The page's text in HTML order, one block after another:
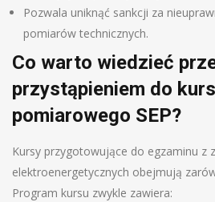
Pozwala uniknąć sankcji za
pomiarów technicznych.
Co warto wiedzieć
przystąpieniem do
pomiarowego SEP?
Kursy przygotowujące do egzaminu z
elektroenergetycznych obejmują
Program kursu zwykle zawiera: